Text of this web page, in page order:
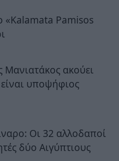
«Kalamata Pamisos
ακούει
υποψήφιος
Οι 32 αλλοδαποί
δύο Αιγύπτιους